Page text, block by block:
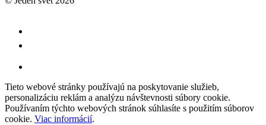
Tieto webové stránky používajú na poskytovanie služieb,
personalizáciu reklám a analýzu návštevnosti súbory cookie.
Používaním týchto webových stránok súhlasíte s použitím súborov
cookie. Viac informácií.